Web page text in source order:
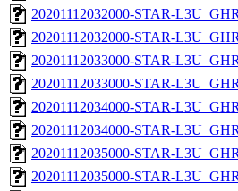
20201112032000-STAR-
20201112032000-STAR-
20201112033000-STAR-
20201112033000-STAR-
20201112034000-STAR-
20201112034000-STAR-
20201112035000-STAR-
20201112035000-STAR-